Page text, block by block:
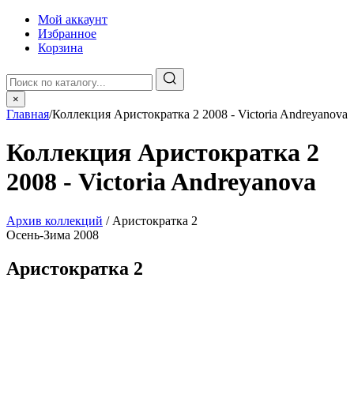
Мой аккаунт
Избранное
Корзина
×
Главная/Коллекция Аристократка 2 2008 - Victoria Andreyanova
Коллекция Аристократка 2
2008 - Victoria Andreyanova
Архив коллекций / Аристократка 2
Осень-Зима 2008
Аристократка 2